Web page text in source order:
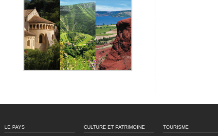
LE PAYS CULTURE ET PATRIMOINE TOURISME